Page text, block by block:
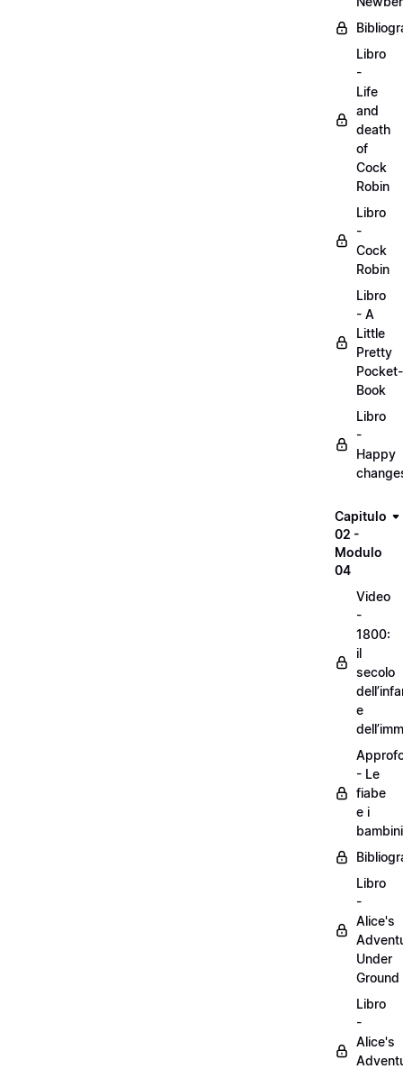
Libro
-
Life
and
death
of
Cock
Robin
Libro
-
Cock
Robin
Libro
- A
Little
Pretty
Pocket-
Book
Libro
-
Happy
Capitulo
02 -
Modulo
04
Video
-
1800:
il
secolo
e
- Le
fiabe
e i
bambini
Libro
-
Alice's
Under
Ground
Libro
-
Alice's